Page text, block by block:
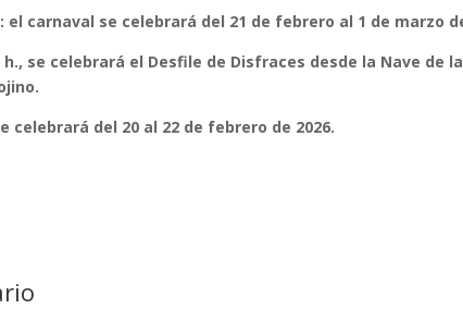
el carnaval se celebrará del 21 de febrero al 1 de marzo
h., se celebrará el Desfile de Disfraces desde la Nave de
celebrará del 20 al 22 de febrero de 2026.